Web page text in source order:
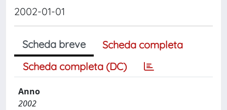
2002-01-01
Scheda breve
Scheda completa
Scheda completa (DC)
Anno
2002